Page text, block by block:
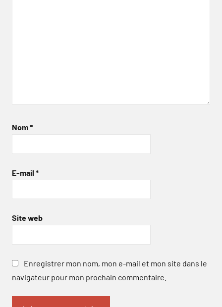
Nom*
E-mail *
Site web
Enregistrer mon nom, mon e-mail et mon site dans le
navigateur pour mon prochain commentaire.